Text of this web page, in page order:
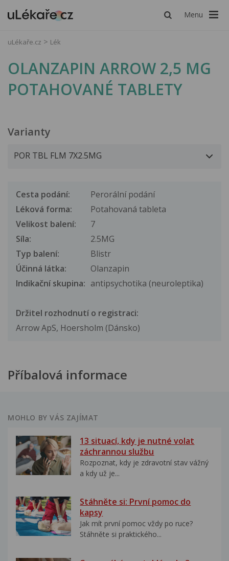
Menu
uLékaře.cz Lék
OLANZAPIN ARROW 2,5 MG
POTAHOVANÉ TABLETY
Varianty
Cesta podání:
Perorální podání
Léková forma:
Potahovaná tableta
Velikost balení:
7
Síla:
2.5MG
Typ balení:
Blistr
Účinná látka:
Olanzapin
Indikační skupina: antipsychotika (neuroleptika)
Držitel rozhodnutí o registraci:
Arrow ApS, Hoersholm (Dánsko)
Příbalová informace
MOHLO BY VÁS ZAJÍMAT
13 situací, kdy je nutné volat
záchrannou službu
Rozpoznat, kdy je zdravotní stav vážný
a kdy už je...
Stáhněte si: První pomoc do
kapsy
Jak mít první pomoc vždy po ruce?
Stáhněte si praktického...